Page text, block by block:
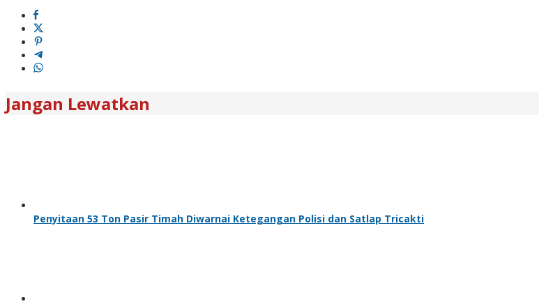
Jangan Lewatkan
Penyitaan 53 Ton Pasir Timah Diwarnai Ketegangan Polisi dan Satlap Tricakti